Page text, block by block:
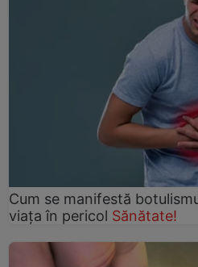
Cum se manifestă
viaţa în pericol Sănătate!